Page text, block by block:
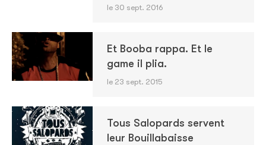
le 30 sept. 2016
Et Booba rappa. Et le
game il plia.
le 23 sept. 2015
Tous Salopards servent
leur Bouillabaisse